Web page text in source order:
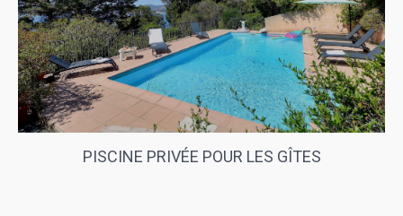
PISCINE PRIVÉE POUR LES GÎTES